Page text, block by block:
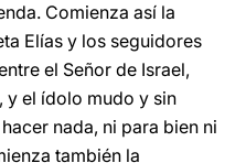
Comienza así la
Elías y los seguidores
el Señor de Israel,
y el ídolo mudo y sin
nada, ni para bien ni
también la